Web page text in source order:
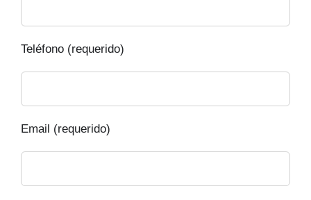
Teléfono (requerido)
Email (requerido)